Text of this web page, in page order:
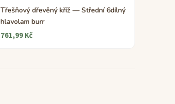
Třešňový dřevěný kříž — Střední 6dílný
hlavolam burr
761,99 Kč